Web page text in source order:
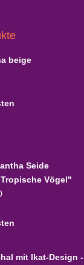
beige
Seide
Vögel"
Aktueller
ist:
mit Ikat-Design -